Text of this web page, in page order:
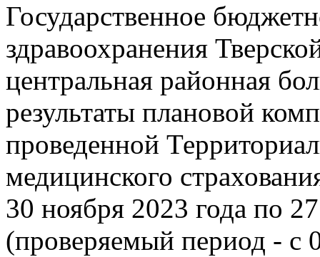
Государственное
здравоохранения
центральная районная
результаты плановой
проведенной
медицинского
30 ноября 2023 года по
(проверяемый период - с